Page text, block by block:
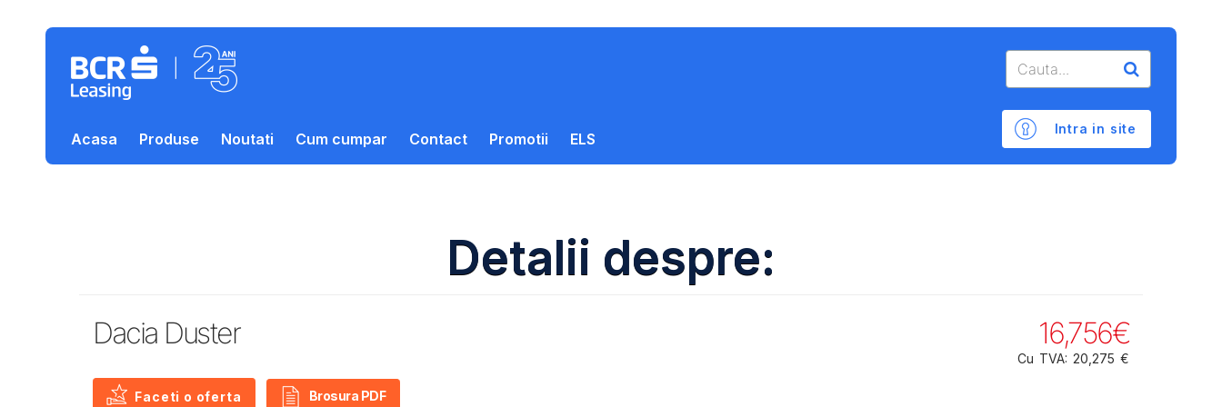
Acasa Produse Noutati Cum cumpar Contact Promotii ELS
Intra in site
Detalii despre:
Dacia Duster 16,756€
Cu TVA: 20,275 €
Faceti o oferta Brosura PDF